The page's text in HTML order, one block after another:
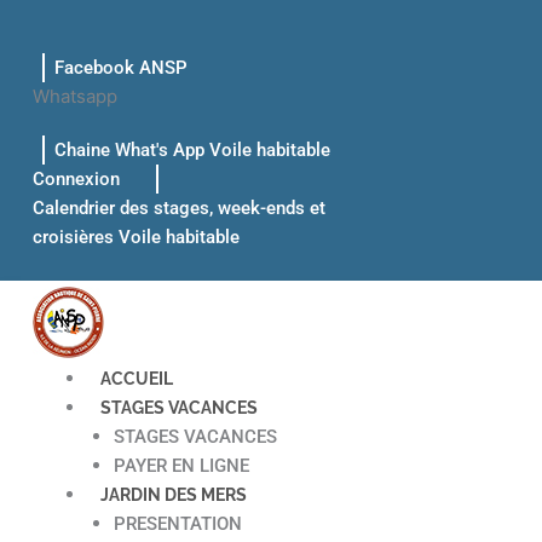
contenuFacebook ANSP
Whatsapp
Chaine What's App Voile habitable
Connexion
Calendrier des stages, week-ends et
croisières Voile habitable
ACCUEIL
STAGES VACANCES
STAGES VACANCES
PAYER EN LIGNE
JARDIN DES MERS
PRESENTATION